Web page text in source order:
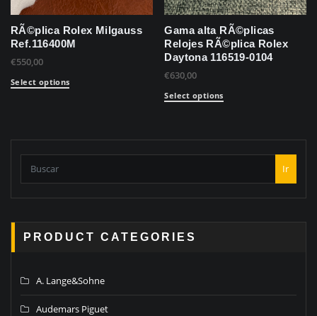
RÃ©plica Rolex Milgauss
Ref.116400M
€550,00
Select options
Gama alta RÃ©plicas
Relojes RÃ©plica Rolex
Daytona 116519-0104
€630,00
Select options
Ir
PRODUCT CATEGORIES
A. Lange&Sohne
Audemars Piguet